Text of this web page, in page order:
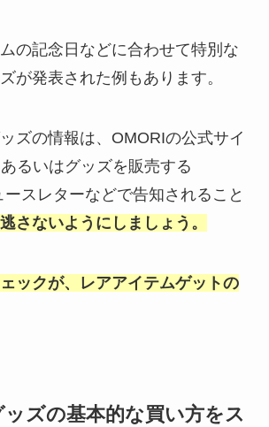
の記念日などに合わせて特別な
が発表された例もあります。
ズの情報は、OMORIの公式サイ
るいはグッズを販売する
ースレターなどで告知されること
さないようにしましょう。
ックが、レアアイテムゲットの
ッズの基本的な買い方をス